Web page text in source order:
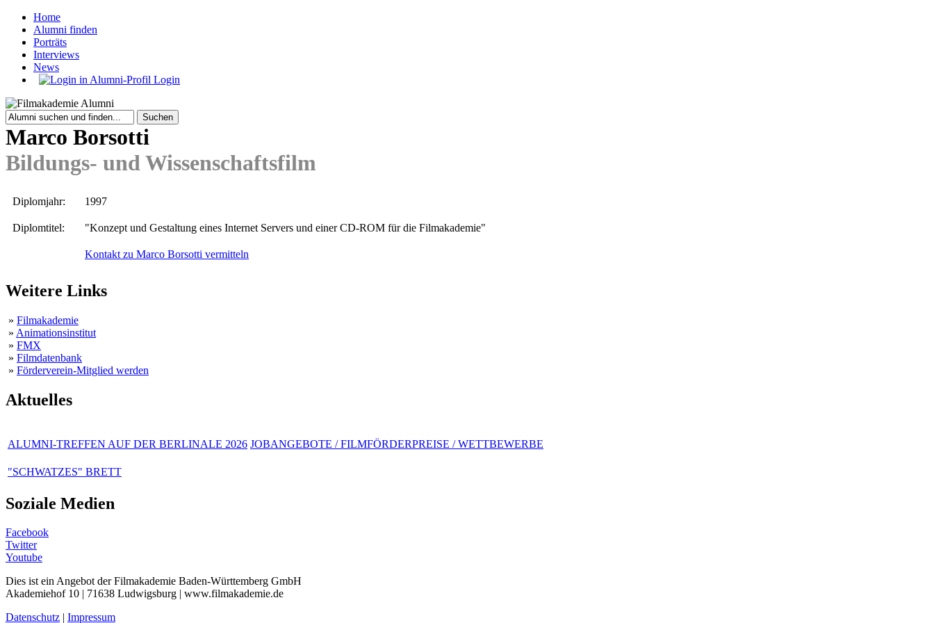
Home
Alumni finden
Porträts
Interviews
News
Login
Marco Borsotti
Bildungs- und Wissenschaftsfilm
Diplomjahr: 1997
Diplomtitel: "Konzept und Gestaltung eines Internet Servers und einer CD-ROM für die Filmakademie"
Kontakt zu Marco Borsotti vermitteln
Weitere Links
» Filmakademie
» Animationsinstitut
» FMX
» Filmdatenbank
» Förderverein-Mitglied werden
Aktuelles
ALUMNI-TREFFEN AUF DER BERLINALE 2026 JOBANGEBOTE / FILMFÖRDERPREISE / WETTBEWERBE
"SCHWATZES" BRETT
Soziale Medien
Facebook
Twitter
Youtube
Dies ist ein Angebot der Filmakademie Baden-Württemberg GmbH
Akademiehof 10 | 71638 Ludwigsburg | www.filmakademie.de
Datenschutz | Impressum